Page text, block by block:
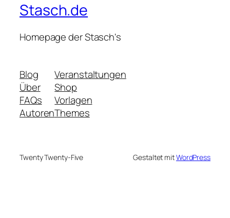
Stasch.de
Homepage der Stasch's
Blog
Über
FAQs
Autoren
Veranstaltungen
Shop
Vorlagen
Themes
Twenty Twenty-Five Gestaltet mitWordPress